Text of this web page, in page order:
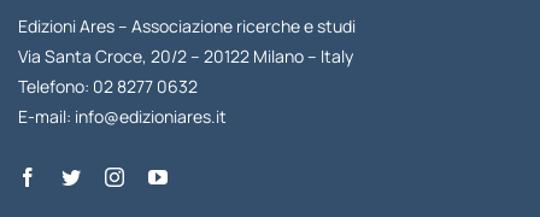
Edizioni Ares – Associazione ricerche e studi
Via Santa Croce, 20/2 – 20122 Milano – Italy
Telefono: 02 8277 0632
E-mail: info@edizioniares.it